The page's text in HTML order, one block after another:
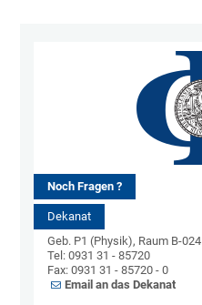
Noch Fragen ?
Dekanat
Geb. P1 (Physik), Raum B-024
Tel: 0931 31 - 85720
Fax: 0931 31 - 85720 - 0
Email an das Dekanat